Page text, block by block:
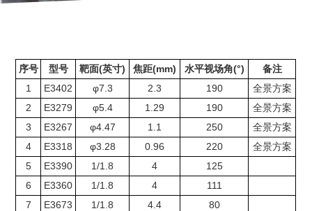
序号 型号 靶面(英寸) 焦距(mm) 水平视场角(°)
备注
1
E3402 φ7.3 2.3 190
全景方案
2
E3279 φ5.4 1.29 190
全景方案
3
E3267 φ4.47 1.1 250
全景方案
4
E3318 φ3.28 0.96 220
全景方案
5
E3390 1/1.8 4
125
6
E3360 1/1.8 4
111
7
E3673 1/1.8 4.4
80